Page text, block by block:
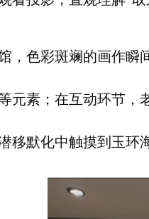
，色彩斑斓的画作瞬
元素；在互动环节
移默化中触摸到玉环